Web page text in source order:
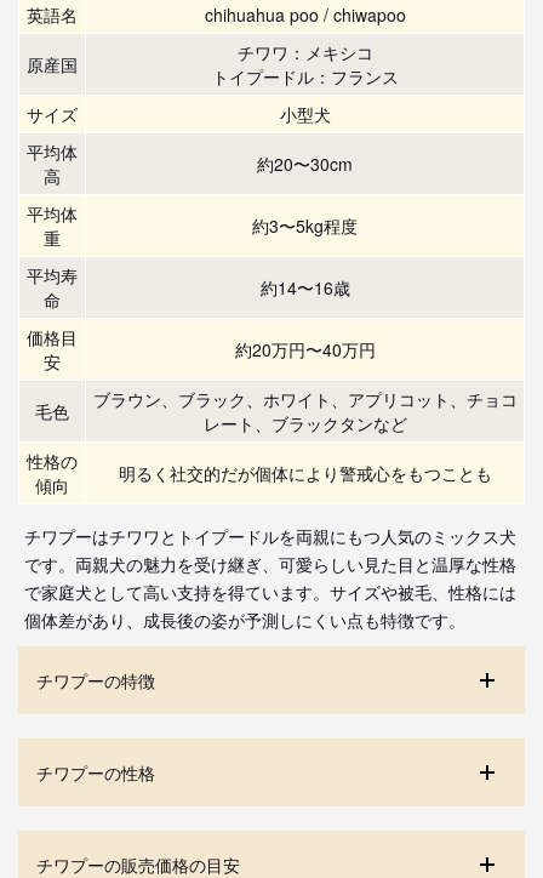
英語名
chihuahua poo / chiwapoo
原産国
チワワ：メキシコ
トイプードル：フランス
サイズ
小型犬
平均体
高
約20〜30cm
平均体
重
約3〜5kg程度
平均寿
命
約14〜16歳
価格目
安
約20万円〜40万円
毛色
ブラウン、ブラック、ホワイト、アプリコット、チョコ
レート、ブラックタンなど
性格の
傾向
明るく社交的だが個体により警戒心をもつことも
チワプーはチワワとトイプードルを両親にもつ人気のミックス犬
です。両親犬の魅力を受け継ぎ、可愛らしい見た目と温厚な性格
で家庭犬として高い支持を得ています。サイズや被毛、性格には
個体差があり、成長後の姿が予測しにくい点も特徴です。
チワプーの特徴
チワプーの性格
チワプーの販売価格の目安